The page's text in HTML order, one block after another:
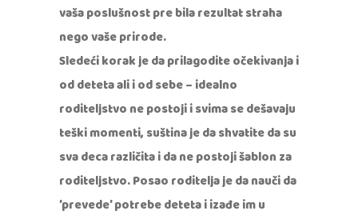
vaša poslušnost pre bila rezultat straha
nego vaše prirode.
Sledeći korak je da prilagodite očekivanja i
od deteta ali i od sebe – idealno
roditeljstvo ne postoji i svima se dešavaju
teški momenti, suština je da shvatite da su
sva deca različita i da ne postoji šablon za
roditeljstvo. Posao roditelja je da nauči da
’prevede’ potrebe deteta i izađe im u